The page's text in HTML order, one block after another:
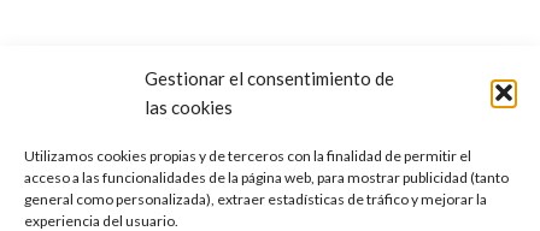
Gestionar el consentimiento de
las cookies
Utilizamos cookies propias y de terceros con la finalidad de permitir el
acceso a las funcionalidades de la página web, para mostrar publicidad (tanto
general como personalizada), extraer estadísticas de tráfico y mejorar la
experiencia del usuario.
Copyright 2014-2025
Política de privacidad Aviso legal | Política de cookies